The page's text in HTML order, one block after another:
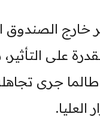
خارج الصندوق
على
طالما جرى
العليا.